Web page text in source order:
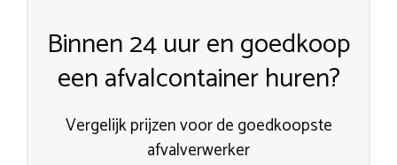
Binnen 24 uur en goedkoop
een afvalcontainer huren?
Vergelijk prijzen voor de goedkoopste
afvalverwerker